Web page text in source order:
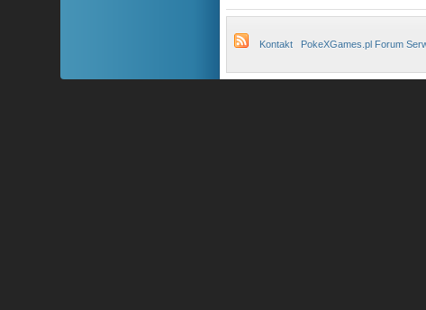
Kontakt PokeXGames.pl Forum